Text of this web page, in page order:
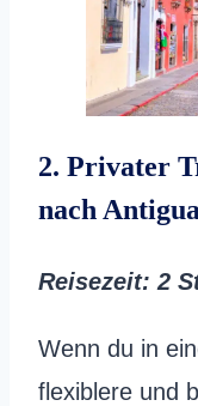
2. Privater
nach Antigua
Reisezeit: 2
Wenn du in
flexiblere und